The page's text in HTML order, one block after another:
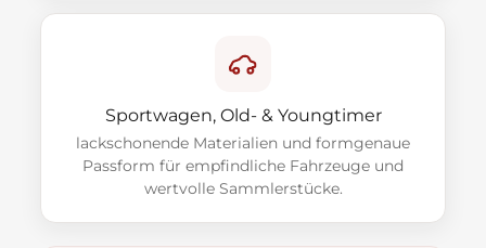
Sportwagen, Old- & Youngtimer
lackschonende Materialien und formgenaue
Passform für empfindliche Fahrzeuge und
wertvolle Sammlerstücke.